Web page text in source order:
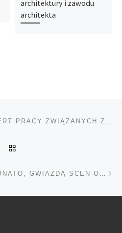
architektury i zawodu
architekta